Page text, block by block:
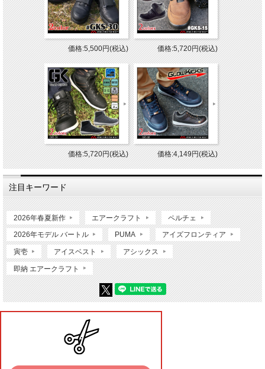
価格:5,500円(税込) 価格:5,720円(税込)
価格:5,720円(税込) 価格:4,149円(税込)
注目キーワード
2026年春夏新作 エアークラフト ペルチェ
2026年モデル バートル PUMA アイズフロンティア
寅壱 アイスベスト アシックス
即納 エアークラフト